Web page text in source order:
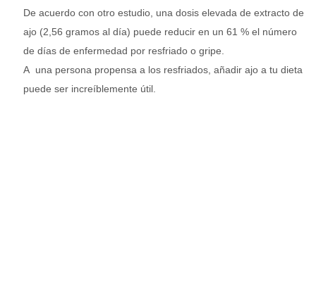
De acuerdo con otro estudio, una dosis elevada de extracto de
ajo (2,56 gramos al día) puede reducir en un 61 % el número
de días de enfermedad por resfriado o gripe.
A una persona propensa a los resfriados, añadir ajo a tu dieta
puede ser increíblemente útil.